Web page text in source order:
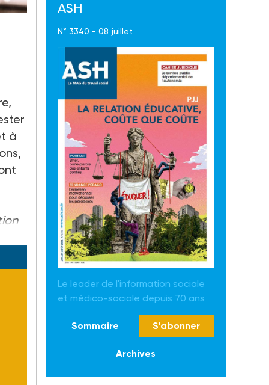
à
ASH
N° 3340 - 08 juillet
Le leader de l'information sociale
et médico-sociale depuis 70 ans
Sommaire S'abonner
Archives